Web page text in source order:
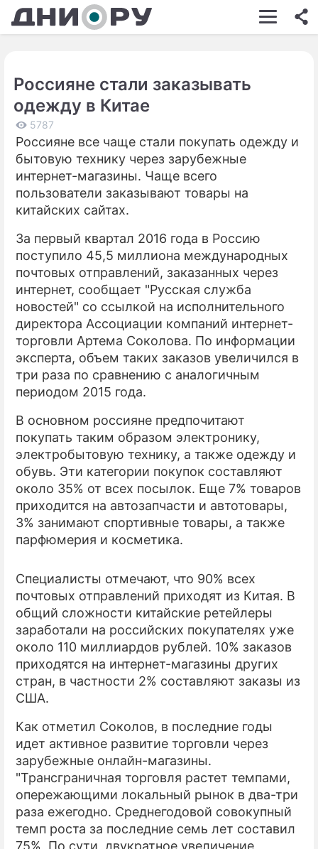
ШОУ-БИЗНЕС
КИНО
ЗДОРОВЬЕ
ЭКОНОМИКА
ПРОИСШЕСТВИЯ
СОННИК
СТИЛЬ ЖИЗНИ
СЕРИАЛЫ
ИГРЫ
ПРЕСС-РЕЛИЗЫ
О ПРОЕКТЕ
Россияне стали заказывать
одежду в Китае
5787
Россияне все чаще стали покупать одежду и
бытовую технику через зарубежные
интернет-магазины. Чаще всего
пользователи заказывают товары на
китайских сайтах.
За первый квартал 2016 года в Россию
поступило 45,5 миллиона международных
почтовых отправлений, заказанных через
интернет, сообщает "Русская служба
новостей" со ссылкой на исполнительного
директора Ассоциации компаний интернет-
торговли Артема Соколова. По информации
эксперта, объем таких заказов увеличился в
три раза по сравнению с аналогичным
периодом 2015 года.
В основном россияне предпочитают
покупать таким образом электронику,
электробытовую технику, а также одежду и
обувь. Эти категории покупок составляют
около 35% от всех посылок. Еще 7% товаров
приходится на автозапчасти и автотовары,
3% занимают спортивные товары, а также
парфюмерия и косметика.
Специалисты отмечают, что 90% всех
почтовых отправлений приходят из Китая. В
общий сложности китайские ретейлеры
заработали на российских покупателях уже
около 110 миллиардов рублей. 10% заказов
приходятся на интернет-магазины других
стран, в частности 2% составляют заказы из
США.
Как отметил Соколов, в последние годы
идет активное развитие торговли через
зарубежные онлайн-магазины.
"Трансграничная торговля растет темпами,
опережающими локальный рынок в два-три
раза ежегодно. Среднегодовой совокупный
темп роста за последние семь лет составил
75%. По сути, двукратное увеличение